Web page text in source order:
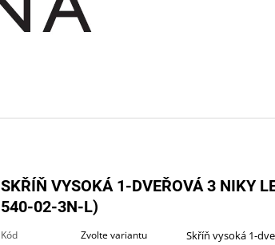
SKŘÍŇ VYSOKÁ 1-DVEŘOVÁ 3 NIKY
540-02-3N-L)
Kód
Zvolte variantu
Skříň vysoká 1-
STŮL JEDNACÍ ROZŠÍŘENÝ (A-STJ-02)